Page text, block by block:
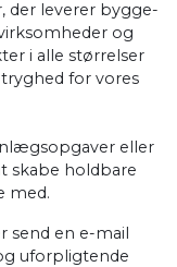
der leverer bygge-
og
i alle størrelser
for vores
eller
skabe holdbare
med.
send en e-mail
uforpligtende